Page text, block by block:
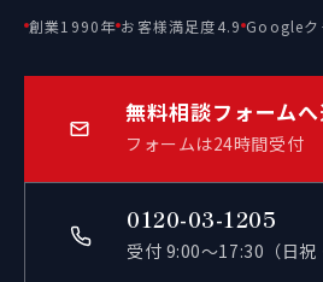
創業1990年 お客様満足度4.9 Google
無料相談フォーム
フォームは24時間受付
0120-03-1205
受付 9:00〜17:30（日祝